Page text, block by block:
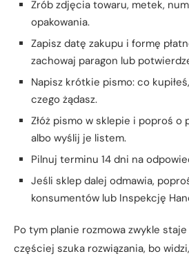
Zrób zdjęcia towaru, metek,
opakowania.
Zapisz datę zakupu i formę
zachowaj paragon lub
Napisz krótkie pismo: co
czego żądasz.
Złóż pismo w sklepie i poproś o
albo wyślij je listem.
Pilnuj terminu 14 dni na
Jeśli sklep dalej odmawia,
konsumentów lub Inspekcję
Po tym planie rozmowa zwykle
częściej szuka rozwiązania, bo